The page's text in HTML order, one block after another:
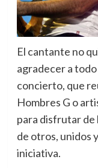
El cantante no
agradecer a
concierto, que
Hombres G o
para disfrutar de
de otros, unidos
iniciativa.